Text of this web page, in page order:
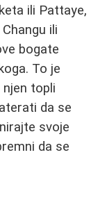
ili Pattaye,
ili
bogate
To je
topli
da se
svoje
da se